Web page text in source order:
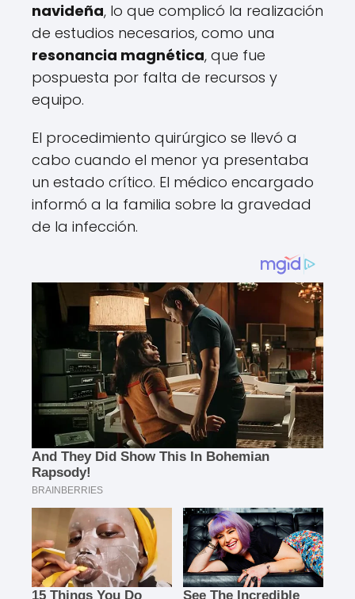
navideña, lo que complicó la realización
de estudios necesarios, como una
resonancia magnética, que fue
pospuesta por falta de recursos y
equipo.
El procedimiento quirúrgico se llevó a
cabo cuando el menor ya presentaba
un estado crítico. El médico encargado
informó a la familia sobre la gravedad
de la infección.